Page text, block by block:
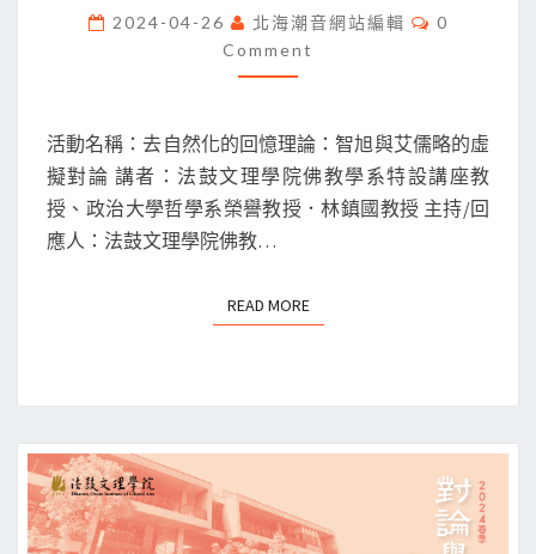
年
春
季
論
與
方
法」
列
場
次
去
自
2024-04-26 北海潮音網站編輯 Comments
0
Comment
活動名稱：去自然化的回憶理論：智旭與艾儒略的虛
擬對論 講者：法鼓文理學院佛教學系特設講座教
授、政治大學哲學系榮譽教授．林鎮國教授 主持/回
應人：法鼓文理學院佛教…
READ MOREREAD MORE